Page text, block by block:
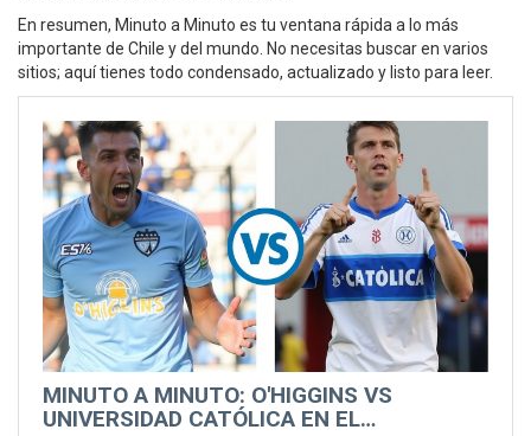
En resumen, Minuto a Minuto es tu ventana rápida a lo más
importante de Chile y del mundo. No necesitas buscar en varios
sitios; aquí tienes todo condensado, actualizado y listo para leer.
MINUTO A MINUTO: O'HIGGINS VS
UNIVERSIDAD CATÓLICA EN EL